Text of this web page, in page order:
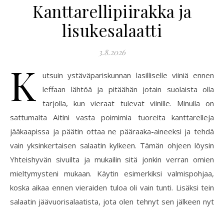
Kanttarellipiirakka ja
lisukesalaatti
3.8.2026
K
utsuin ystäväpariskunnan lasilliselle viiniä ennen
leffaan lähtöä ja pitäähän jotain suolaista olla
tarjolla, kun vieraat tulevat viinille. Minulla on
sattumalta Äitini vasta poimimia tuoreita kanttarelleja
jääkaapissa ja päätin ottaa ne pääraaka-aineeksi ja tehdä
vain yksinkertaisen salaatin kylkeen. Tämän ohjeen löysin
Yhteishyvän sivuilta ja mukailin sitä jonkin verran omien
mieltymysteni mukaan. Käytin esimerkiksi valmispohjaa,
koska aikaa ennen vieraiden tuloa oli vain tunti. Lisäksi tein
salaatin jäävuorisalaatista, jota olen tehnyt sen jälkeen nyt